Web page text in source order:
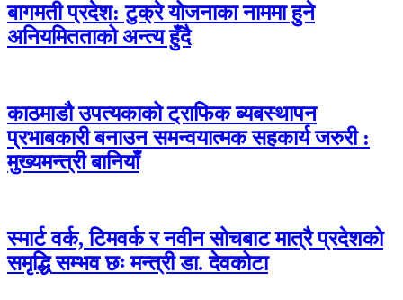
बागमती प्रदेश: टुक्रे योजनाका नाममा हुने
अनियमितताको अन्त्य हुँदै
काठमाडौ उपत्यकाको ट्राफिक ब्यबस्थापन
प्रभाबकारी बनाउन समन्वयात्मक सहकार्य जरुरी :
मुख्यमन्त्री बानियाँ
स्मार्ट वर्क, टिमवर्क र नवीन सोचबाट मात्रै प्रदेशको
समृद्धि सम्भव छः मन्त्री डा. देवकोटा